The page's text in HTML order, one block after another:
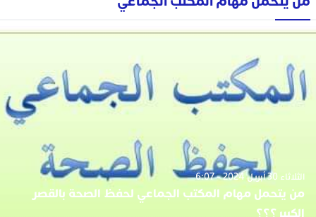
الثلاثاء 30 أبريل 2024 - 6:07
من يتحمل مهام المكتب الجماعي لحفظ الصحة بالقصر
الكبير؟؟؟